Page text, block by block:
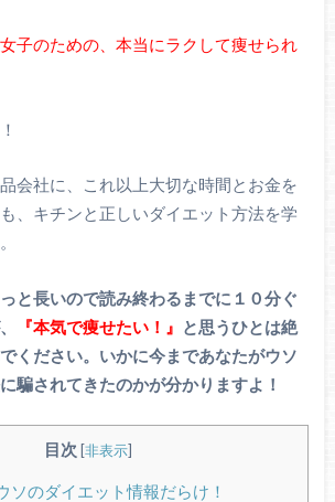
女子のための、本当にラクして痩せられ
会社に、これ以上大切な時間とお金を
、キチンと正しいダイエット方法を学
と長いので読み終わるまでに１０分ぐ
『本気で痩せたい！』 と思うひとは絶
ください。いかに今まであなたがウソ
騙されてきたのかが分かりますよ！
目次 [非表示]
ソのダイエット情報だらけ！